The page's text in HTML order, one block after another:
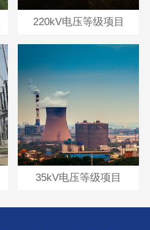
220kV电压等级项目
35kV电压等级项目